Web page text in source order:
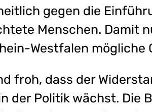
gegen die
Menschen. Damit
Westfalen mögliche
froh, dass der
der Politik wächst. Die